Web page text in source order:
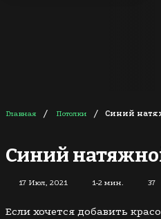
Главная / Потолки / Синий
Синий
17 Июл, 2021 1-2 мин. 37
Если хочется добавить